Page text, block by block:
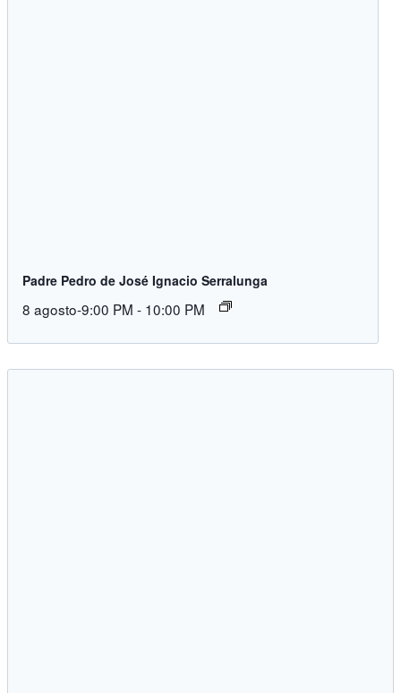
Padre Pedro de José Ignacio Serralunga
8 agosto-9:00 PM - 10:00 PM